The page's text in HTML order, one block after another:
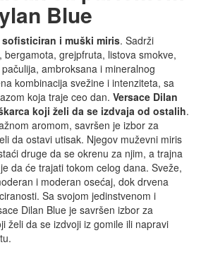
Blue
sofisticiran i muški miris. Sadrži
bergamota, grejpfruta, listova smokve,
ambroksana i mineralnog
kombinacija svežine i intenziteta, sa
koja traje ceo dan. Versace Dilan
koji želi da se izdvaja od ostalih.
aromom, savršen je izbor za
da ostavi utisak. Njegov muževni miris
druge da se okrenu za njim, a trajna
da će trajati tokom celog dana. Sveže,
i moderan osećaj, dok drvena
Sa svojom jedinstvenom i
Dilan Blue je savršen izbor za
želi da se izdvoji iz gomile ili napravi